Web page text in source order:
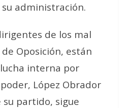
administración.
de los mal
Oposición, están
interna por
López Obrador
partido, sigue